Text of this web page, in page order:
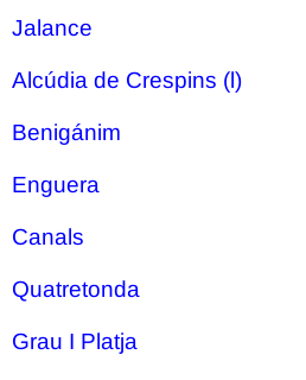
Jalance
Alcúdia de Crespins (l)
Benigánim
Enguera
Canals
Quatretonda
Grau I Platja